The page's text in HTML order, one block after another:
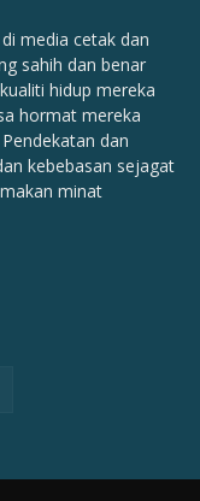
media cetak dan
sahih dan benar
hidup mereka
hormat mereka
dan
kebebasan sejagat
minat